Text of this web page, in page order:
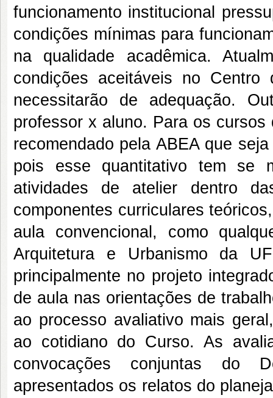
funcionamento institucional
condições mínimas para
na qualidade acadêmica.
condições aceitáveis no
necessitarão de adequação.
professor x aluno. Para os
recomendado pela ABEA que
pois esse quantitativo tem se
atividades de atelier dentro
componentes curriculares
aula convencional, como
Arquitetura e Urbanismo da
principalmente no projeto
de aula nas orientações de
ao processo avaliativo mais
ao cotidiano do Curso. As
convocações conjuntas do
apresentados os relatos do